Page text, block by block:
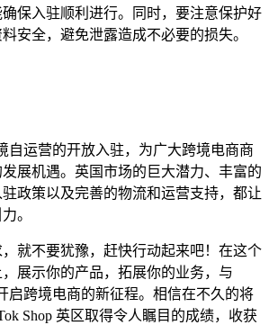
保入驻顺利进行。同时，要注意保护好
安全，避免泄露造成不必要的损失。
自运营的开放入驻，为广大跨境电商商
展机遇。英国市场的巨大潜力、丰富的
政策以及完善的物流和运营支持，都让
。
就不要犹豫，赶快行动起来吧！在这个
展示你的产品，拓展你的业务，与
启跨境电商的新征程。相信在不久的将
Shop 英区取得令人瞩目的成绩，收获